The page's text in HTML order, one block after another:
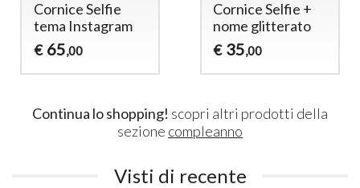
Cornice Selfie
tema Instagram
€ 65,00
Cornice Selfie +
nome glitterato
€ 35,00
Continua lo shopping! scopri altri prodotti della
sezione compleanno
Visti di recente